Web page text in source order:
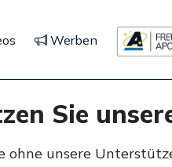
Werben
Sie
ohne unsere